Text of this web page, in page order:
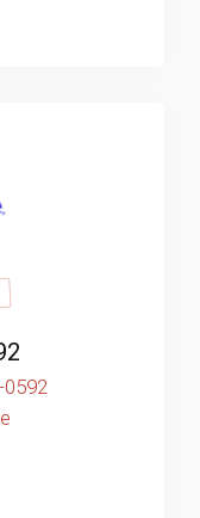
0592